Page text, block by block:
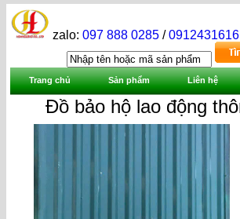
zalo:097 888 0285 /0912431616
Trang chủ Sản phẩm Liên hệ
Đồ bảo hộ lao động